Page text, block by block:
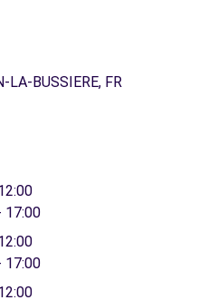
LA-BUSSIERE, FR
17:00
17:00